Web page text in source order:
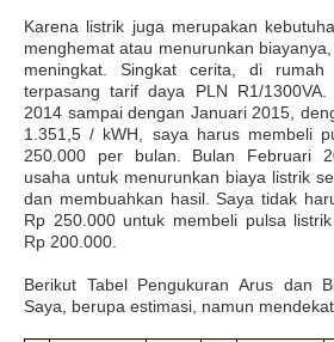
Karena listrik juga merupakan
menghemat atau menurunkan
meningkat. Singkat cerita, di rumah
terpasang tarif daya PLN R1/
2014 sampai dengan Januari 2015,
1.351,5 / kWH, saya harus membeli
250.000 per bulan. Bulan Februari
usaha untuk menurunkan biaya listrik
dan membuahkan hasil. Saya tidak
Rp 250.000 untuk membeli pulsa
Rp 200.000.
Berikut Tabel Pengukuran Arus dan
Saya, berupa estimasi, namun